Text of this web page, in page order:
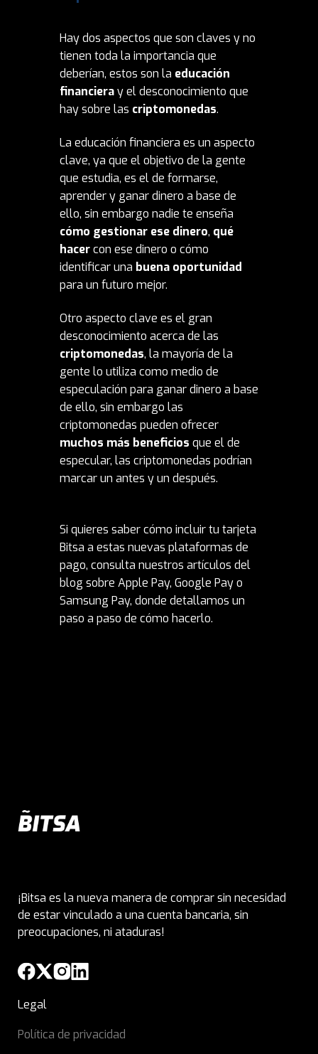
Hay dos aspectos que son claves y no
tienen toda la importancia que
deberían, estos son la educación
financieray el desconocimiento que
hay sobre las criptomonedas.
La educación financiera es un aspecto
clave, ya que el objetivo de la gente
que estudia, es el de formarse,
aprender y ganar dinero a base de
ello, sin embargo nadie te enseña
cómo gestionar ese dinero, qué
hacercon ese dinero o cómo
identificar una buena oportunidad
para un futuro mejor.
Otro aspecto clave es el gran
desconocimiento acerca de las
criptomonedas, la mayoría de la
gente lo utiliza como medio de
especulación para ganar dinero a base
de ello, sin embargo las
criptomonedas pueden ofrecer
muchos más beneficios que el de
especular, las criptomonedas podrían
marcar un antes y un después.
Si quieres saber cómo incluir tu tarjeta
Bitsa a estas nuevas plataformas de
pago, consulta nuestros artículos del
blog sobre Apple Pay, Google Payo
Samsung Pay, donde detallamos un
paso a paso de cómo hacerlo.
¡Bitsa es la nueva manera de comprar sin necesidad
de estar vinculado a una cuenta bancaria, sin
preocupaciones, ni ataduras!
Legal
Política de privacidad